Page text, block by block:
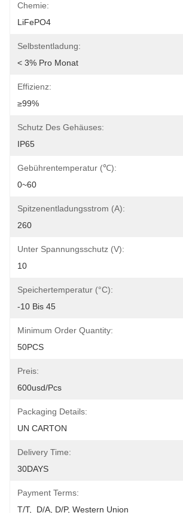
Chemie:
LiFePO4
Selbstentladung:
< 3% Pro Monat
Effizienz:
≥99%
Schutz Des Gehäuses:
IP65
Gebührentemperatur (℃):
0~60
Spitzenentladungsstrom (A):
260
Unter Spannungsschutz (V):
10
Speichertemperatur (°C):
-10 Bis 45
Minimum Order Quantity:
50PCS
Preis:
600usd/pcs
Packaging Details:
UN CARTON
Delivery Time:
30DAYS
Payment Terms:
T/T,  D/A, D/P, Western Union